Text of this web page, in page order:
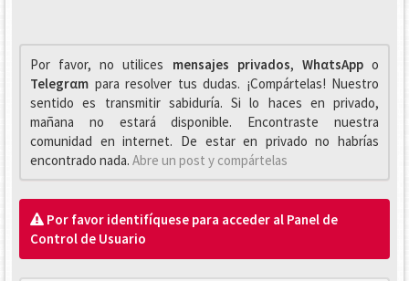
Por favor, no utilices mensajes privados, WhαtsAppo
Telegrαm para resolver tus dudas. ¡Compártelas! Nuestro
sentido es transmitir sabiduría. Si lo haces en privado,
mañana no estará disponible. Encontraste nuestra
comunidad en internet. De estar en privado no habrías
encontrado nada. Abre un post y compártelas
Por favor identifíquese para acceder al Panel de
Control de Usuario